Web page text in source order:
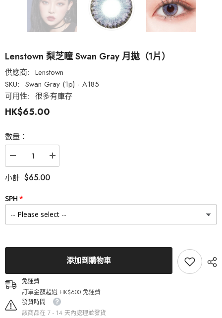
Lenstown 梨芝瞳 Swan Gray 月拋（1片）
供應商: Lenstown
SKU: Swan Gray (1p) - A185
可用性: 很多有庫存
HK$65.00
數量：
Lenstown
芝
瞳
Swan
（1
量
增
瞳
Swan
（1
小計: $65.00
SPH
添加到購物車
免運費
訂單金額超過 HK$600 免運費
發貨時間
該商品在 7 - 14 天內處理並發貨